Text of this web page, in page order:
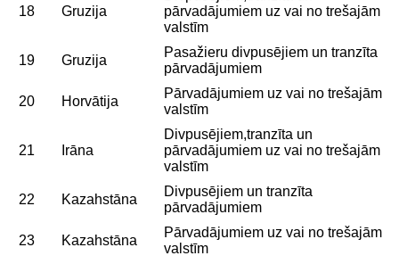
18 Gruzija
pārvadājumiem uz vai no trešajām
valstīm
19 Gruzija
Pasažieru divpusējiem un tranzīta
pārvadājumiem
20 Horvātija
Pārvadājumiem uz vai no trešajām
valstīm
21 Irāna
Divpusējiem,tranzīta un
pārvadājumiem uz vai no trešajām
valstīm
22 Kazahstāna
Divpusējiem un tranzīta
pārvadājumiem
23 Kazahstāna
Pārvadājumiem uz vai no trešajām
valstīm